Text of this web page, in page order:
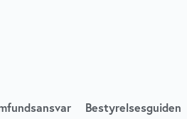
Bestyrelsesguiden